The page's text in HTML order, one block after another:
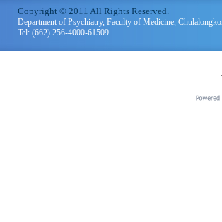
Copyright © 2011 All Rights Reserved.
Department of Psychiatry, Faculty of Medicine,
Tel: (662) 256-4000-61509